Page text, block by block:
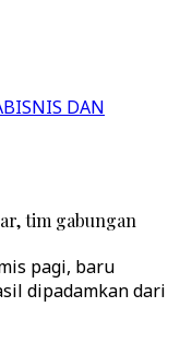
BISNIS DAN
tim gabungan
pagi, baru
dipadamkan dari